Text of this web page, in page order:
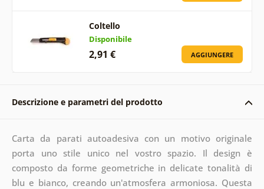
Coltello
Disponibile
2,91 € AGGIUNGERE
Descrizione e parametri del prodotto
Carta da parati autoadesiva con un motivo originale
porta uno stile unico nel vostro spazio. Il design è
composto da forme geometriche in delicate tonalità di
blu e bianco, creando un'atmosfera armoniosa. Questa